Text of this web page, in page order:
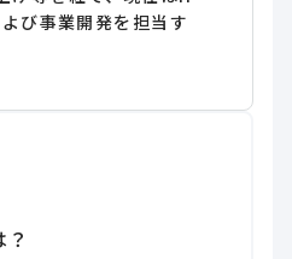
び事業開発を担当す